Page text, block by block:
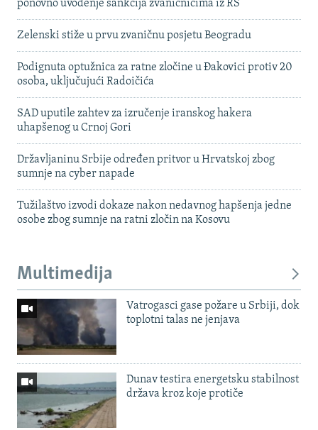
ponovno uvođenje sankcija zvaničnicima iz RS
Zelenski stiže u prvu zvaničnu posjetu Beogradu
Podignuta optužnica za ratne zločine u Đakovici protiv 20
osoba, uključujući Radoičića
SAD uputile zahtev za izručenje iranskog hakera
uhapšenog u Crnoj Gori
Državljaninu Srbije određen pritvor u Hrvatskoj zbog
sumnje na cyber napade
Tužilaštvo izvodi dokaze nakon nedavnog hapšenja jedne
osobe zbog sumnje na ratni zločin na Kosovu
Multimedija
Vatrogasci gase požare u Srbiji, dok
toplotni talas ne jenjava
Dunav testira energetsku stabilnost
država kroz koje protiče